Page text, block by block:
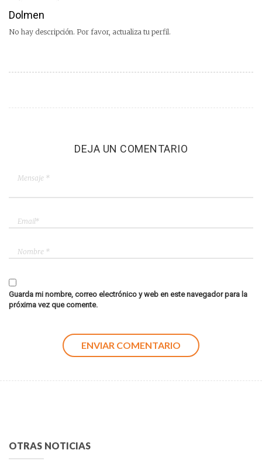
Dolmen
No hay descripción. Por favor, actualiza tu perfil.
DEJA UN COMENTARIO
Guarda mi nombre, correo electrónico y web en este navegador para la
próxima vez que comente.
OTRAS NOTICIAS